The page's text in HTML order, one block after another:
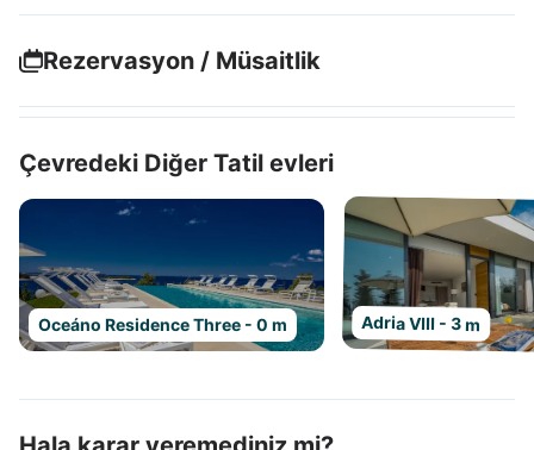
Rezervasyon / Müsaitlik
Çevredeki Diğer Tatil evleri
Oceáno Residence Three - 0 m Adria VIII - 3 m